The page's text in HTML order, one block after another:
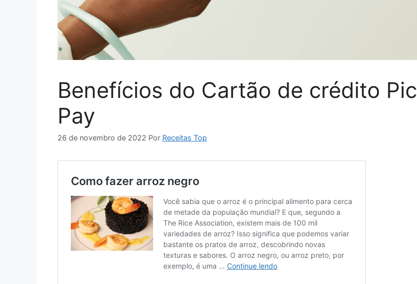
Benefícios do Cartão de crédito Pic
Pay
26 de novembro de 2022 Por Receitas Top